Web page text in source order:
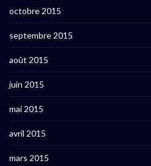
octobre 2015
septembre 2015
août 2015
juin 2015
mai 2015
avril 2015
mars 2015